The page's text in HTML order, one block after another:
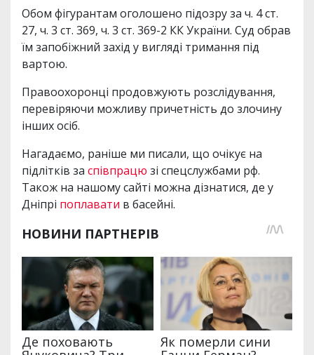
Обом фігурантам оголошено підозру за ч. 4 ст.
27, ч. 3 ст. 369, ч. 3 ст. 369-2 КК України. Суд обрав
їм запобіжний захід у вигляді тримання під
вартою.
Правоохоронці продовжують розслідування,
перевіряючи можливу причетність до злочину
інших осіб.
Нагадаємо, раніше ми писали, що очікує на
підлітків за співпрацю зі спецслужбами рф.
Також на нашому сайті можна дізнатися, де у
Дніпрі поплавати в басейні.